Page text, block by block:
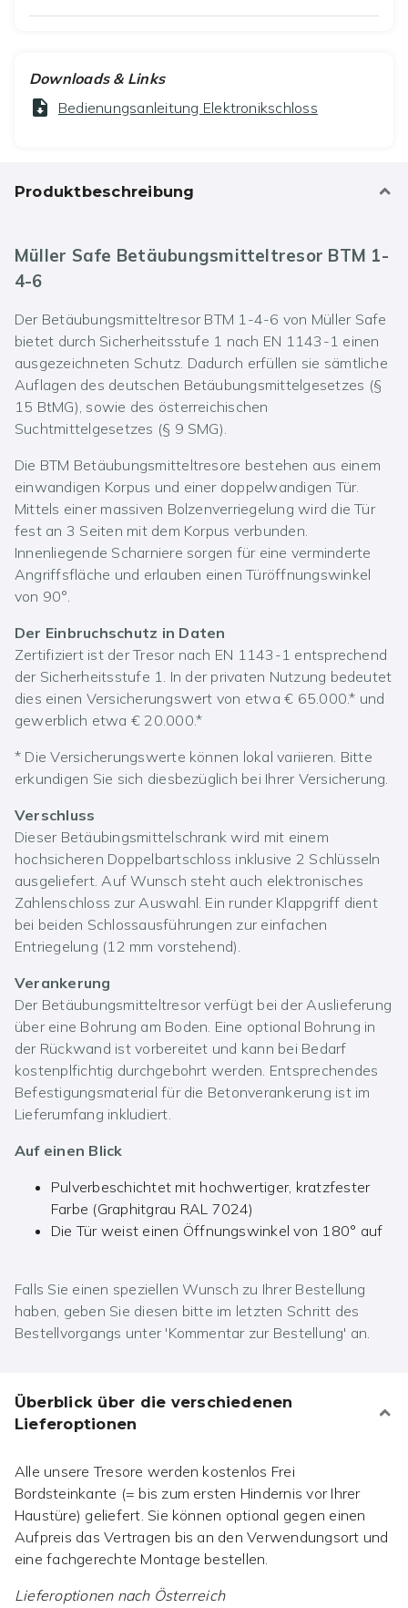
Downloads & Links
Bedienungsanleitung Elektronikschloss
Produktbeschreibung
Müller Safe Betäubungsmitteltresor BTM 1-
4-6
Der Betäubungsmitteltresor BTM 1-4-6 von Müller Safe
bietet durch Sicherheitsstufe 1 nach EN 1143-1 einen
ausgezeichneten Schutz. Dadurch erfüllen sie sämtliche
Auflagen des deutschen Betäubungsmittelgesetzes (§
15 BtMG), sowie des österreichischen
Suchtmittelgesetzes (§ 9 SMG).
Die BTM Betäubungsmitteltresore bestehen aus einem
einwandigen Korpus und einer doppelwandigen Tür.
Mittels einer massiven Bolzenverriegelung wird die Tür
fest an 3 Seiten mit dem Korpus verbunden.
Innenliegende Scharniere sorgen für eine verminderte
Angriffsfläche und erlauben einen Türöffnungswinkel
von 90°.
Der Einbruchschutz in Daten
Zertifiziert ist der Tresor nach EN 1143-1 entsprechend
der Sicherheitsstufe 1. In der privaten Nutzung bedeutet
dies einen Versicherungswert von etwa € 65.000.* und
gewerblich etwa € 20.000.*
* Die Versicherungswerte können lokal variieren. Bitte
erkundigen Sie sich diesbezüglich bei Ihrer Versicherung.
Verschluss
Dieser Betäubingsmittelschrank wird mit einem
hochsicheren Doppelbartschloss inklusive 2 Schlüsseln
ausgeliefert. Auf Wunsch steht auch elektronisches
Zahlenschloss zur Auswahl. Ein runder Klappgriff dient
bei beiden Schlossausführungen zur einfachen
Entriegelung (12 mm vorstehend).
Verankerung
Der Betäubungsmitteltresor verfügt bei der Auslieferung
über eine Bohrung am Boden. Eine optional Bohrung in
der Rückwand ist vorbereitet und kann bei Bedarf
kostenplfichtig durchgebohrt werden. Entsprechendes
Befestigungsmaterial für die Betonverankerung ist im
Lieferumfang inkludiert.
Auf einen Blick
Pulverbeschichtet mit hochwertiger, kratzfester
Farbe (Graphitgrau RAL 7024)
Die Tür weist einen Öffnungswinkel von 180° auf
Falls Sie einen speziellen Wunsch zu Ihrer Bestellung
haben, geben Sie diesen bitte im letzten Schritt des
Bestellvorgangs unter 'Kommentar zur Bestellung' an.
Überblick über die verschiedenen
Lieferoptionen
Alle unsere Tresore werden kostenlos Frei
Bordsteinkante (= bis zum ersten Hindernis vor Ihrer
Haustüre) geliefert. Sie können optional gegen einen
Aufpreis das Vertragen bis an den Verwendungsort und
eine fachgerechte Montage bestellen.
Lieferoptionen nach Österreich